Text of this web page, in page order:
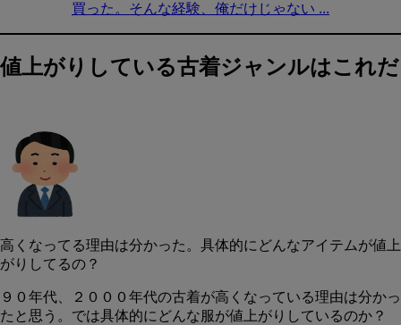
買った。そんな経験、俺だけじゃない ...
値上がりしている古着ジャンルはこれだ
高くなってる理由は分かった。具体的にどんなアイテムが値上
がりしてるの？
９０年代、２０００年代の古着が高くなっている理由は分かっ
たと思う。では具体的にどんな服が値上がりしているのか？